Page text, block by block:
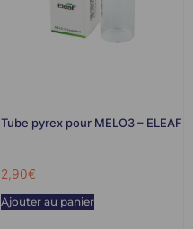
Tube pyrex pour MELO3 – ELEAF
2,90€
Ajouter au panier